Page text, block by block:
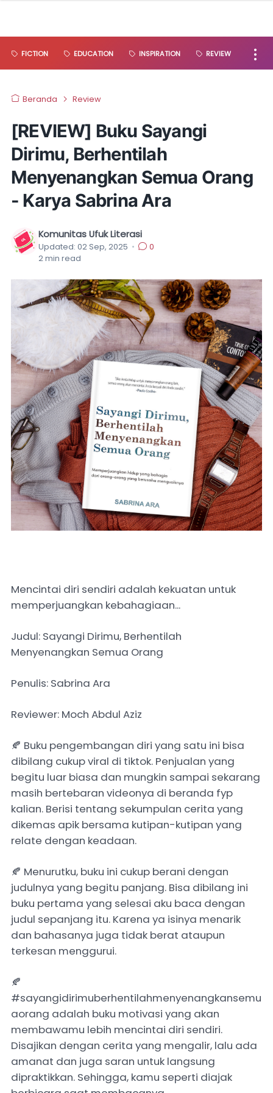
FICTION EDUCATION INSPIRATION REVIEW
Beranda Review
[REVIEW] Buku Sayangi
Dirimu, Berhentilah
Menyenangkan Semua Orang
- Karya Sabrina Ara
Komunitas Ufuk Literasi
Updated: 02 Sep, 2025 •
0
2min read
Mencintai diri sendiri adalah kekuatan untuk
memperjuangkan kebahagiaan...
Judul: Sayangi Dirimu, Berhentilah
Menyenangkan Semua Orang
Penulis: Sabrina Ara
Reviewer: Moch Abdul Aziz
🍂 Buku pengembangan diri yang satu ini bisa
dibilang cukup viral di tiktok. Penjualan yang
begitu luar biasa dan mungkin sampai sekarang
masih bertebaran videonya di beranda fyp
kalian. Berisi tentang sekumpulan cerita yang
dikemas apik bersama kutipan-kutipan yang
relate dengan keadaan.
🍂 Menurutku, buku ini cukup berani dengan
judulnya yang begitu panjang. Bisa dibilang ini
buku pertama yang selesai aku baca dengan
judul sepanjang itu. Karena ya isinya menarik
dan bahasanya juga tidak berat ataupun
terkesan menggurui.
🍂
#sayangidirimuberhentilahmenyenangkansemu
aorang adalah buku motivasi yang akan
membawamu lebih mencintai diri sendiri.
Disajikan dengan cerita yang mengalir, lalu ada
amanat dan juga saran untuk langsung
dipraktikkan. Sehingga, kamu seperti diajak